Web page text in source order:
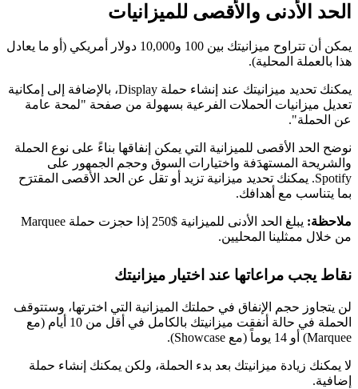
الحد الأدنى والأقصى للميزانيات
يمكن أن تتراوح ميزانيتك بين 100 و10,000 دولار أمريكي (أو ما يعادل
هذا بالعملة المحلية).
يمكنك تحديد ميزانيتك عند إنشاء حملة Display، بالإضافة إلى إمكانية
تعديل ميزانيات الحملات الفرعية بسهولة من صفحة "لمحة عامة
عن الحملة".
نوضح الحد الأقصى للميزانية التي يمكن إنفاقها بناءً على نوع الحملة
والشريحة المستهدَفة واختيارات السوق وحجم الجمهور على
Spotify. يمكنك تحديد ميزانية تزيد أو تقل عن الحد الأقصى المقترَح
بما يتناسب مع أهدافك.
ملاحظة:
يبلغ الحد الأدنى للميزانية $250 إذا حجزت حملة Marquee
من خلال ممثلينا المحليين.
نقاط يجب مراعاتها عند اختيار ميزانيتك
لن يتجاوز حجم الإنفاق في حملتك الميزانية التي اخترتها، وستتوقف
الحملة في حالة أنفقت ميزانيتك بالكامل في أقل من 10 أيام (مع
Marquee) أو 14 يوماً (مع Showcase).
لا يمكنك زيادة ميزانيتك بعد بدء الحملة، ولكن يمكنك إنشاء حملة
إضافية.